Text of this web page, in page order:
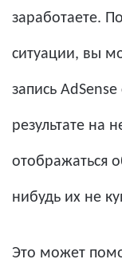
заработаете.
ситуации, вы
запись
результате на
отображаться
нибудь их не
Это может